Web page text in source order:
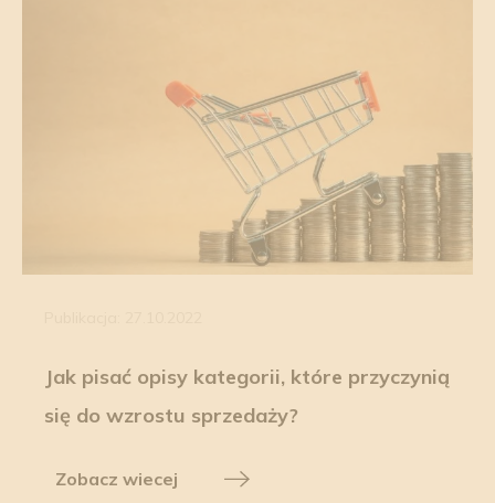
Jak pisać opisy kategorii, które przyczynią
się do wzrostu sprzedaży?
Zobacz wiecej